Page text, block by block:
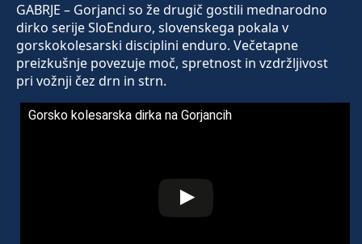
GABRJE – Gorjanci so že drugič gostili mednarodno
dirko serije SloEnduro, slovenskega pokala v
gorskokolesarski disciplini enduro. Večetapne
preizkušnje povezuje moč, spretnost in vzdržljivost
pri vožnji čez drn in strn.
Gorsko kolesarska dirka na Gorjancih